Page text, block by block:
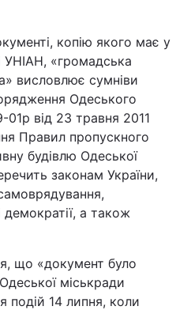
Війна
Світ
Наука
копію якого має у
«громадська
висловлює сумніви
Одеського
від 23 травня 2011
Правил пропускного
будівлю Одеської
законам України,
демократії, а також
що «документ було
міськради
подій 14 липня, коли